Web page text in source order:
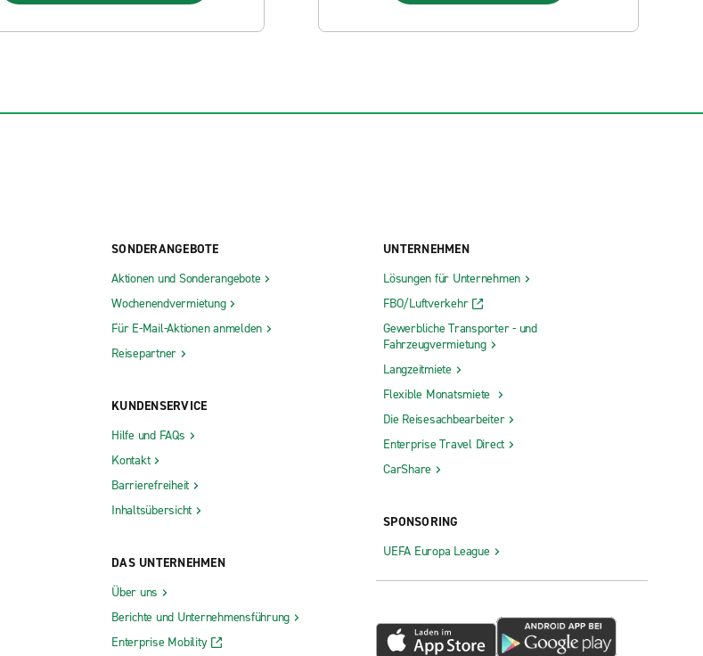
SONDERANGEBOTE
Aktionen und Sonderangebote
Wochenendvermietung
Für E-Mail-Aktionen anmelden
Reisepartner
KUNDENSERVICE
Hilfe und FAQs
Kontakt
Barrierefreiheit
Inhaltsübersicht
DAS UNTERNEHMEN
Über uns
Berichte und Unternehmensführung
Enterprise Mobility
UNTERNEHMEN
Lösungen für Unternehmen
FBO/Luftverkehr
Gewerbliche Transporter - und
Fahrzeugvermietung
Langzeitmiete
Flexible Monatsmiete
Die Reisesachbearbeiter
Enterprise Travel Direct
CarShare
SPONSORING
UEFA Europa League